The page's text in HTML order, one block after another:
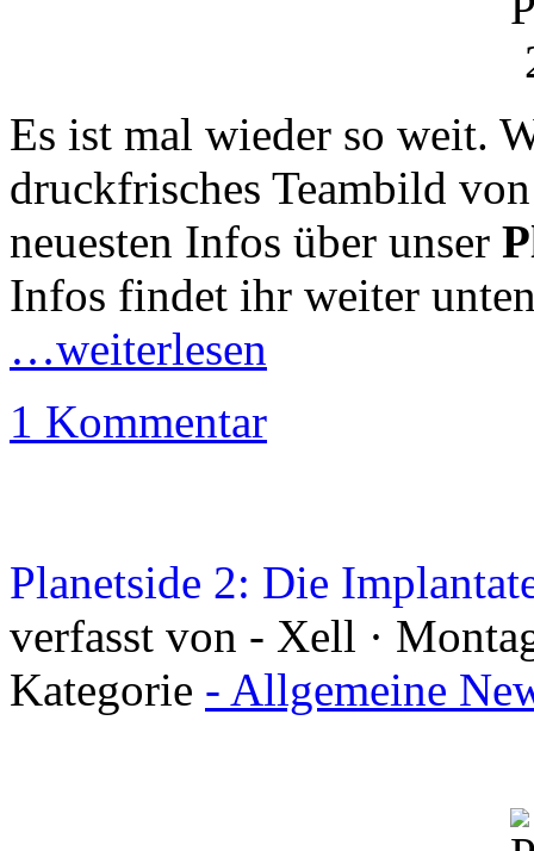
Es ist mal wieder so weit.
druckfrisches Teambild
neuesten Infos über unser
Infos findet ihr weiter
…weiterlesen
1 Kommentar
Planetside 2: Die
verfasst von - Xell ·
Kategorie - Allgemeine